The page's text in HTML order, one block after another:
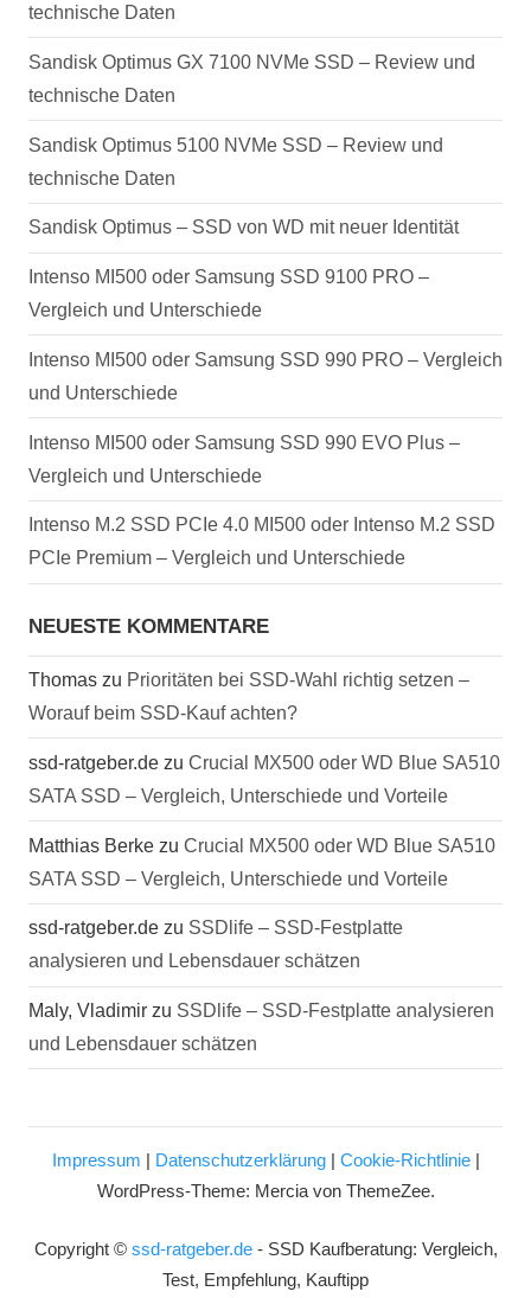
technische Daten
Sandisk Optimus GX 7100 NVMe SSD – Review und
technische Daten
Sandisk Optimus 5100 NVMe SSD – Review und
technische Daten
Sandisk Optimus – SSD von WD mit neuer Identität
Intenso MI500 oder Samsung SSD 9100 PRO –
Vergleich und Unterschiede
Intenso MI500 oder Samsung SSD 990 PRO – Vergleich
und Unterschiede
Intenso MI500 oder Samsung SSD 990 EVO Plus –
Vergleich und Unterschiede
Intenso M.2 SSD PCIe 4.0 MI500 oder Intenso M.2 SSD
PCIe Premium – Vergleich und Unterschiede
NEUESTE KOMMENTARE
Thomas zu Prioritäten bei SSD-Wahl richtig setzen –
Worauf beim SSD-Kauf achten?
ssd-ratgeber.de zu Crucial MX500 oder WD Blue SA510
SATA SSD – Vergleich, Unterschiede und Vorteile
Matthias Berke zu Crucial MX500 oder WD Blue SA510
SATA SSD – Vergleich, Unterschiede und Vorteile
ssd-ratgeber.de zu SSDlife – SSD-Festplatte
analysieren und Lebensdauer schätzen
Maly, Vladimir zu SSDlife – SSD-Festplatte analysieren
und Lebensdauer schätzen
Impressum Datenschutzerklärung| Cookie-Richtlinie|
WordPress-Theme: Mercia von ThemeZee.
Copyright © ssd-ratgeber.de- SSD Kaufberatung: Vergleich,
Test, Empfehlung, Kauftipp